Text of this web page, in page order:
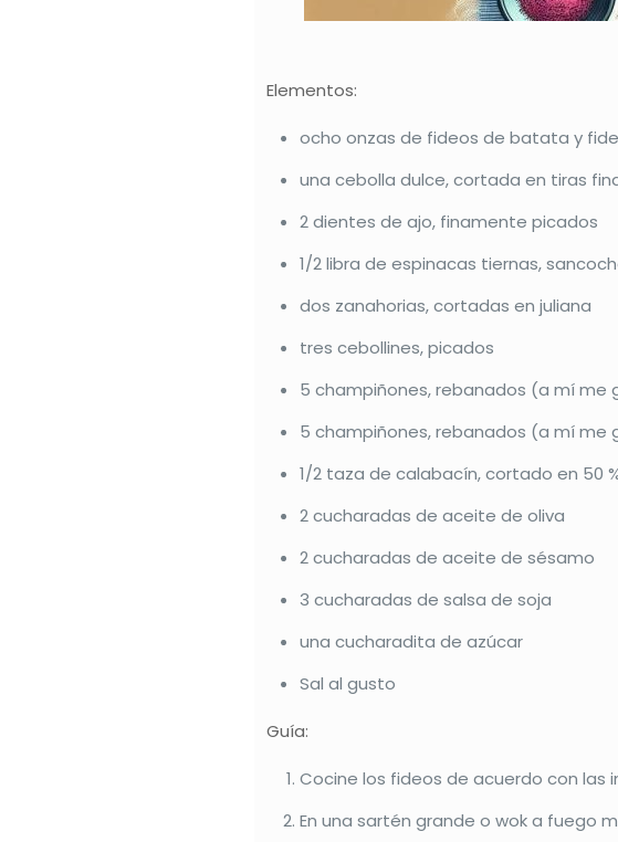
Elementos:
ocho onzas de fideos de batata y
una cebolla dulce, cortada en tiras
2 dientes de ajo, finamente picados
1/2 libra de espinacas tiernas,
dos zanahorias, cortadas en juliana
tres cebollines, picados
5 champiñones, rebanados (a mí me
5 champiñones, rebanados (a mí me
1/2 taza de calabacín, cortado en 50
2 cucharadas de aceite de oliva
2 cucharadas de aceite de sésamo
3 cucharadas de salsa de soja
una cucharadita de azúcar
Sal al gusto
Guía:
Cocine los fideos de acuerdo con las
En una sartén grande o wok a fuego